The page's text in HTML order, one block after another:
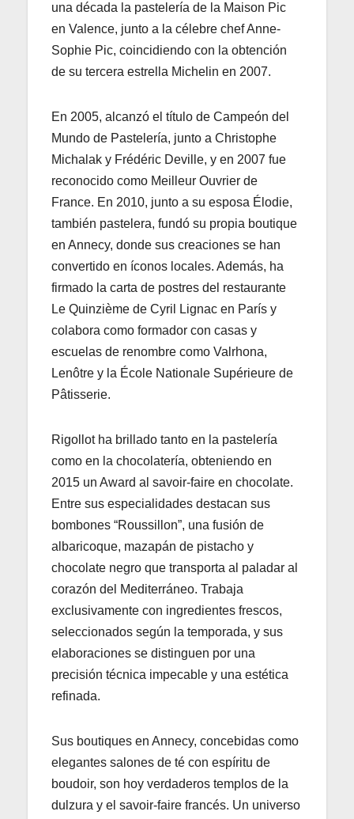
una década la pastelería de la Maison Pic
en Valence, junto a la célebre chef Anne-
Sophie Pic, coincidiendo con la obtención
de su tercera estrella Michelin en 2007.
En 2005, alcanzó el título de Campeón del
Mundo de Pastelería, junto a Christophe
Michalak y Frédéric Deville, y en 2007 fue
reconocido como Meilleur Ouvrier de
France. En 2010, junto a su esposa Élodie,
también pastelera, fundó su propia boutique
en Annecy, donde sus creaciones se han
convertido en íconos locales. Además, ha
firmado la carta de postres del restaurante
Le Quinzième de Cyril Lignac en París y
colabora como formador con casas y
escuelas de renombre como Valrhona,
Lenôtre y la École Nationale Supérieure de
Pâtisserie.
Rigollot ha brillado tanto en la pastelería
como en la chocolatería, obteniendo en
2015 un Award al savoir-faire en chocolate.
Entre sus especialidades destacan sus
bombones “Roussillon”, una fusión de
albaricoque, mazapán de pistacho y
chocolate negro que transporta al paladar al
corazón del Mediterráneo. Trabaja
exclusivamente con ingredientes frescos,
seleccionados según la temporada, y sus
elaboraciones se distinguen por una
precisión técnica impecable y una estética
refinada.
Sus boutiques en Annecy, concebidas como
elegantes salones de té con espíritu de
boudoir, son hoy verdaderos templos de la
dulzura y el savoir-faire francés. Un universo